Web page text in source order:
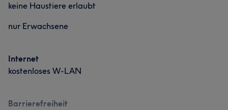
keine Haustiere erlaubt
nur Erwachsene
Internet
kostenloses W-LAN
Barrierefreiheit